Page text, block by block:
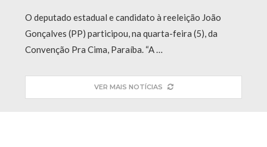
O deputado estadual e candidato à reeleição João
Gonçalves (PP) participou, na quarta-feira (5), da
Convenção Pra Cima, Paraíba. “A …
VER MAIS NOTÍCIAS